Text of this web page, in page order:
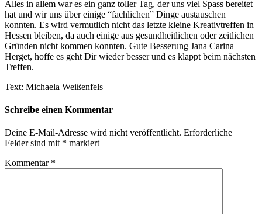
Alles in allem war es ein ganz toller Tag, der uns viel Spass bereitet
hat und wir uns über einige “fachlichen” Dinge austauschen
konnten. Es wird vermutlich nicht das letzte kleine Kreativtreffen in
Hessen bleiben, da auch einige aus gesundheitlichen oder zeitlichen
Gründen nicht kommen konnten. Gute Besserung Jana Carina
Herget, hoffe es geht Dir wieder besser und es klappt beim nächsten
Treffen.
Text: Michaela Weißenfels
Schreibe einen Kommentar
Deine E-Mail-Adresse wird nicht veröffentlicht. Erforderliche
Felder sind mit * markiert
Kommentar *